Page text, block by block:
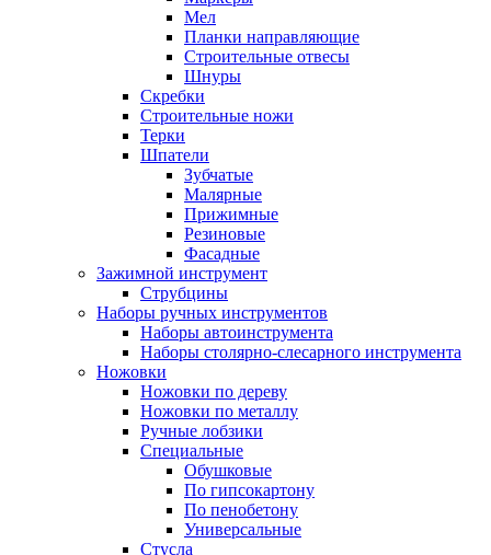
Мел
Планки направляющие
Строительные отвесы
Шнуры
Скребки
Строительные ножи
Терки
Шпатели
Зубчатые
Малярные
Прижимные
Резиновые
Фасадные
Зажимной инструмент
Струбцины
Наборы ручных инструментов
Наборы автоинструмента
Наборы столярно-слесарного инструмента
Ножовки
Ножовки по дереву
Ножовки по металлу
Ручные лобзики
Специальные
Обушковые
По гипсокартону
По пенобетону
Универсальные
Стусла